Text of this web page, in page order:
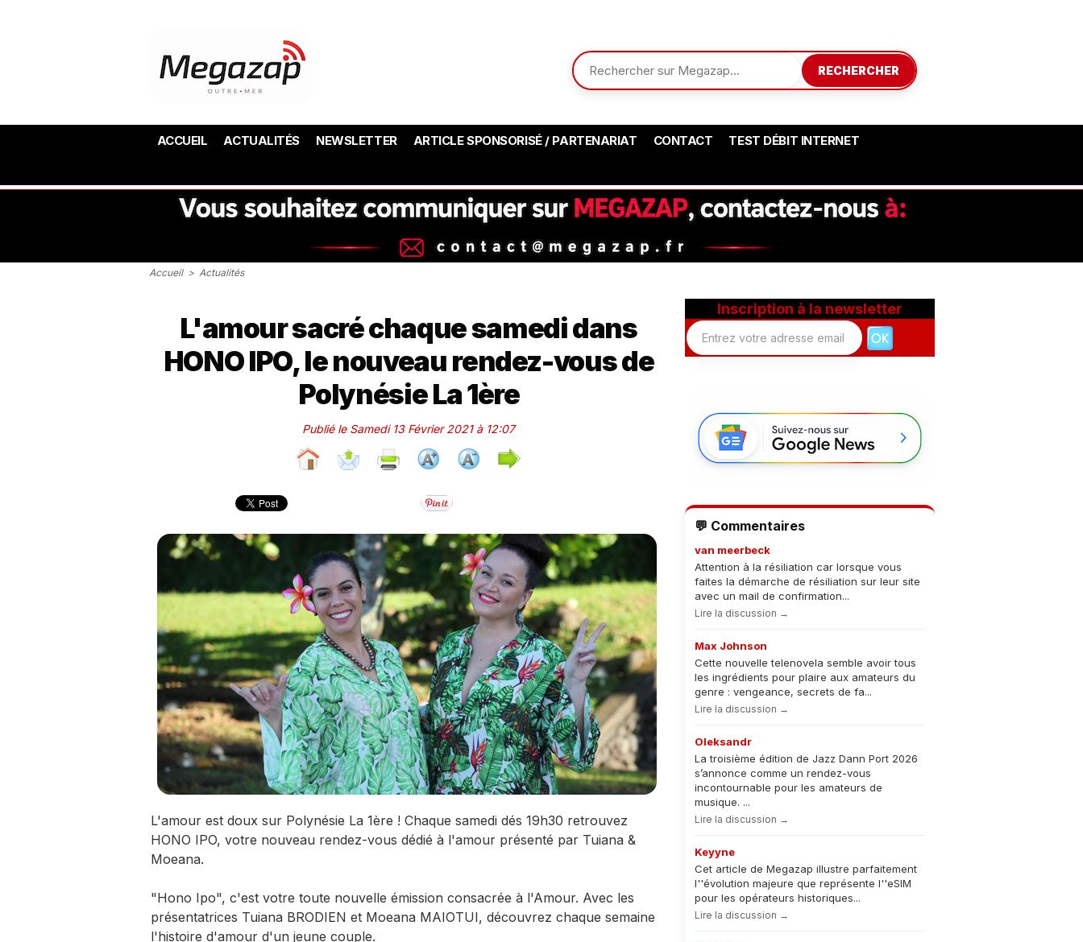
RECHERCHER
ACCUEIL ACTUALITÉS NEWSLETTER ARTICLE SPONSORISÉ / PARTENARIAT CONTACT TEST DÉBIT INTERNET
Accueil > Actualités
L'amour sacré chaque samedi dans
HONO IPO, le nouveau rendez-vous de
Polynésie La 1ère
Publié le Samedi 13 Février 2021 à 12:07
L'amour est doux sur Polynésie La 1ère ! Chaque samedi dés 19h30 retrouvez
HONO IPO, votre nouveau rendez-vous dédié à l'amour présenté par Tuiana &
Moeana.
"Hono Ipo", c'est votre toute nouvelle émission consacrée à l'Amour. Avec les
présentatrices Tuiana BRODIEN et Moeana MAIOTUI, découvrez chaque semaine
l'histoire d'amour d'un jeune couple.
Inscription à la newsletter
💬 Commentaires
van meerbeck
Attention à la résiliation car lorsque vous
faites la démarche de résiliation sur leur site
avec un mail de confirmation...
Lire la discussion →
Max Johnson
Cette nouvelle telenovela semble avoir tous
les ingrédients pour plaire aux amateurs du
genre : vengeance, secrets de fa...
Lire la discussion →
Oleksandr
La troisième édition de Jazz Dann Port 2026
s’annonce comme un rendez-vous
incontournable pour les amateurs de
musique. ...
Lire la discussion →
Keyyne
Cet article de Megazap illustre parfaitement
l''évolution majeure que représente l''eSIM
pour les opérateurs historiques...
Lire la discussion →